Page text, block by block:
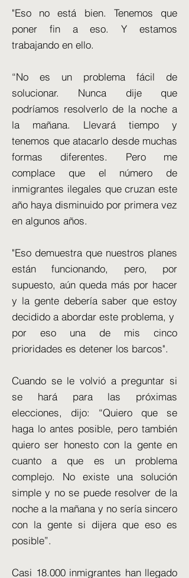
"Eso no está bien. Tenemos que
poner fin a eso. Y estamos
trabajando en ello.
“No es un problema fácil de
solucionar. Nunca dije que
podríamos resolverlo de la noche a
la mañana. Llevará tiempo y
tenemos que atacarlo desde muchas
formas diferentes. Pero me
complace que el número de
inmigrantes ilegales que cruzan este
año haya disminuido por primera vez
en algunos años.
"Eso demuestra que nuestros planes
están funcionando, pero, por
supuesto, aún queda más por hacer
y la gente debería saber que estoy
decidido a abordar este problema, y ​​
por eso una de mis cinco
prioridades es detener los barcos".
Cuando se le volvió a preguntar si
se hará para las próximas
elecciones, dijo: “Quiero que se
haga lo antes posible, pero también
quiero ser honesto con la gente en
cuanto a que es un problema
complejo. No existe una solución
simple y no se puede resolver de la
noche a la mañana y no sería sincero
con la gente si dijera que eso es
posible”.
Casi 18.000 inmigrantes han llegado